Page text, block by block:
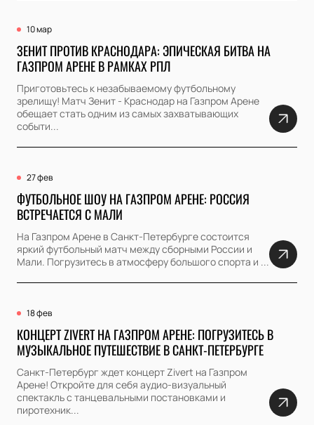
10 мар
ЗЕНИТ ПРОТИВ КРАСНОДАРА: ЭПИЧЕСКАЯ БИТВА НА
ГАЗПРОМ АРЕНЕ В РАМКАХ РПЛ
Приготовьтесь к незабываемому футбольному
зрелищу! Матч Зенит - Краснодар на Газпром Арене
обещает стать одним из самых захватывающих
событи...
27 фев
ФУТБОЛЬНОЕ ШОУ НА ГАЗПРОМ АРЕНЕ: РОССИЯ
ВСТРЕЧАЕТСЯ С МАЛИ
На Газпром Арене в Санкт-Петербурге состоится
яркий футбольный матч между сборными России и
Мали. Погрузитесь в атмосферу большого спорта и ...
18 фев
КОНЦЕРТ ZIVERT НА ГАЗПРОМ АРЕНЕ: ПОГРУЗИТЕСЬ В
МУЗЫКАЛЬНОЕ ПУТЕШЕСТВИЕ В САНКТ-ПЕТЕРБУРГЕ
Санкт-Петербург ждет концерт Zivert на Газпром
Арене! Откройте для себя аудио-визуальный
спектакль с танцевальными постановками и
пиротехник...